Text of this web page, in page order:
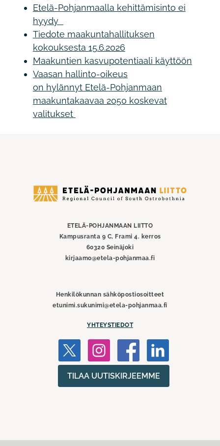
Etelä-Pohjanmaalla kehittämisinto ei
hyydy
Tiedote maakuntahallituksen
kokouksesta 15.6.2026
Maakuntien kasvupotentiaali käyttöön
Vaasan hallinto-oikeus
on hylännyt Etelä-Pohjanmaan
maakuntakaavaa 2050 koskevat
valitukset
Etelä-
ETELÄ-POHJANMAAN LIITTO
Kampusranta 9 C, Frami 4. kerros
60320 Seinäjoki
kirjaamo@etela-pohjanmaa.fi
Henkilökunnan sähköpostiosoitteet
etunimi.sukunimi@etela-pohjanmaa.fi
YHTEYSTIEDOT
TILAA UUTISKIRJEEMME